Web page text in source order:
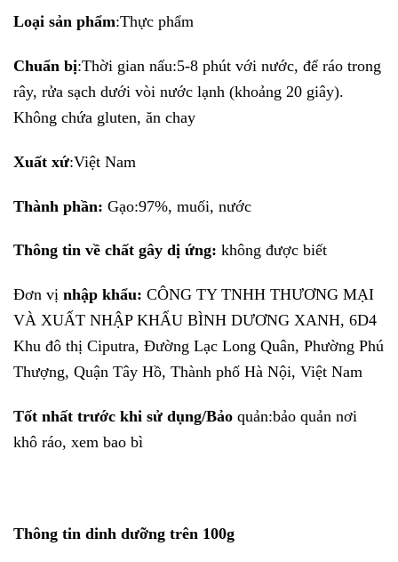
Loại sản phẩm:Thực phẩm
Chuẩn bị:Thời gian nấu:5-8 phút với nước, để ráo trong
rây, rửa sạch dưới vòi nước lạnh (khoảng 20 giây).
Không chứa gluten, ăn chay
Xuất xứ:Việt Nam
Thành phần: Gạo:97%, muối, nước
Thông tin về chất gây dị ứng: không được biết
Đơn vị nhập khẩu: CÔNG TY TNHH THƯƠNG MẠI
VÀ XUẤT NHẬP KHẨU BÌNH DƯƠNG XANH, 6D4
Khu đô thị Ciputra, Đường Lạc Long Quân, Phường Phú
Thượng, Quận Tây Hồ, Thành phố Hà Nội, Việt Nam
Tốt nhất trước khi sử dụng/Bảo quản:bảo quản nơi
khô ráo, xem bao bì
Thông tin dinh dưỡng trên 100g